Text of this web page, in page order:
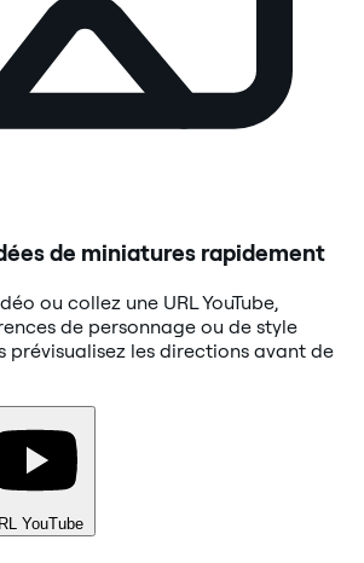
de miniatures rapidement
ou collez une URL YouTube,
de personnage ou de style
prévisualisez les directions avant de
YouTube